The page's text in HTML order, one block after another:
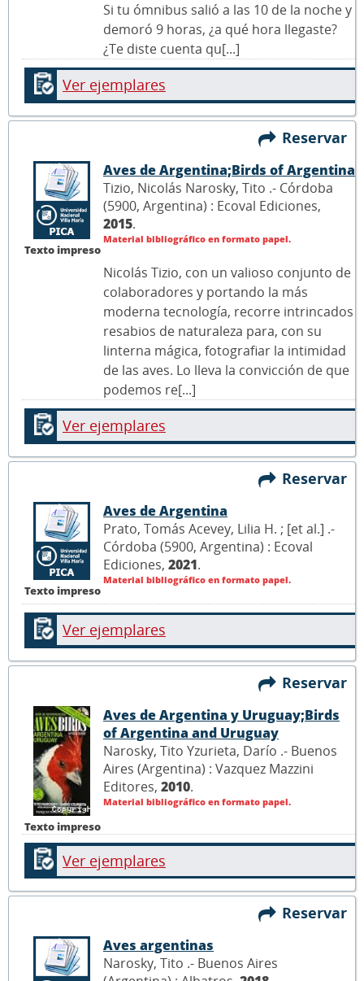
Si tu ómnibus salió a las 10 de la noche y
demoró 9 horas, ¿a qué hora llegaste?
¿Te diste cuenta qu[...]
Ver ejemplares
Reservar
Texto impreso
Aves de Argentina;Birds of Argentina
Tizio, Nicolás Narosky, Tito .- Córdoba
(5900, Argentina) : Ecoval Ediciones,
2015.
Material bibliográfico en formato papel.
Nicolás Tizio, con un valioso conjunto de
colaboradores y portando la más
moderna tecnología, recorre intrincados
resabios de naturaleza para, con su
linterna mágica, fotografiar la intimidad
de las aves. Lo lleva la convicción de que
podemos re[...]
Ver ejemplares
Reservar
Texto impreso
Aves de Argentina
Prato, Tomás Acevey, Lilia H. ; [et al.] .-
Córdoba (5900, Argentina) : Ecoval
Ediciones, 2021.
Material bibliográfico en formato papel.
Ver ejemplares
Reservar
Texto impreso
Aves de Argentina y Uruguay;Birds
of Argentina and Uruguay
Narosky, Tito Yzurieta, Darío .- Buenos
Aires (Argentina) : Vazquez Mazzini
Editores, 2010.
Material bibliográfico en formato papel.
Ver ejemplares
Reservar
Aves argentinas
Narosky, Tito .- Buenos Aires